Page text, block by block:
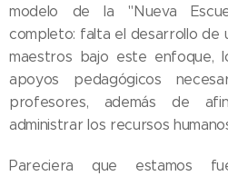
modelo de la "Nueva
completo: falta el desarrollo de
maestros bajo este enfoque,
apoyos pedagógicos
profesores, además de
administrar los recursos
Pareciera que estamos